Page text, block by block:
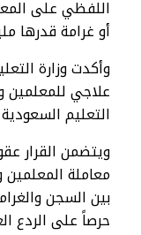
أو غرامة قدرها
وأكدت وزارة
علاجي للمعلمين
التعليم
ويتضمن القرار
معاملة المعلمين
بين السجن
حرصاً على الردع